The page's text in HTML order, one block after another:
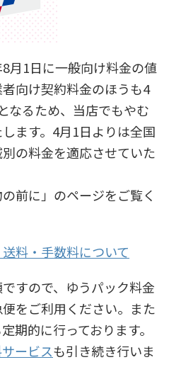
月1日に一般向け料金の値
向け契約料金のほうも4
なるため、当店でもやむ
ます。4月1日よりは全国
の料金を適応させていた
前に」のページをご覧く
料・手数料について
すので、ゆうパック料金
をご利用ください。また
期的に行っております。
ービスも引き続き行いま